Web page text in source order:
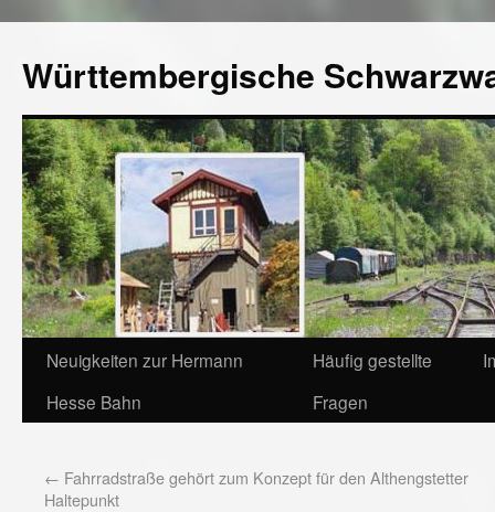
Württembergische
Neuigkeiten zur Hermann
Hesse Bahn
Häufig gestellte
Fragen
← Fahrradstraße gehört zum Konzept für den Althengstetter
Haltepunkt